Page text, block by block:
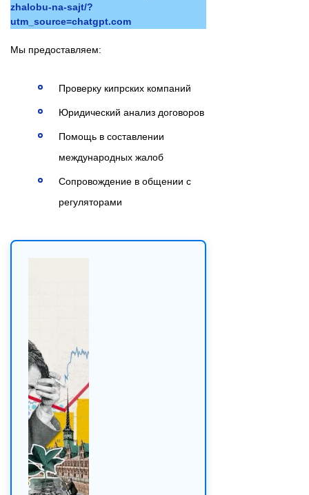
zhalobu-na-sajt/?
utm_source=chatgpt.com
Мы предоставляем:
Проверку кипрских компаний
Юридический анализ договоров
Помощь в составлении
международных жалоб
Сопровождение в общении с
регуляторами